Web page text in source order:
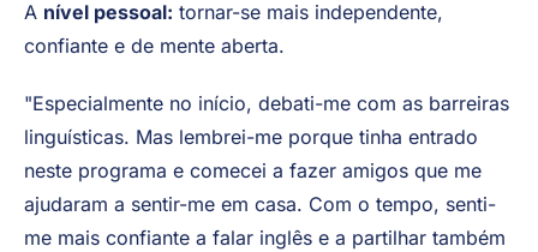
A nível pessoal: tornar-se mais independente,
confiante e de mente aberta.
"Especialmente no início, debati-me com as barreiras
linguísticas. Mas lembrei-me porque tinha entrado
neste programa e comecei a fazer amigos que me
ajudaram a sentir-me em casa. Com o tempo, senti-
me mais confiante a falar inglês e a partilhar também